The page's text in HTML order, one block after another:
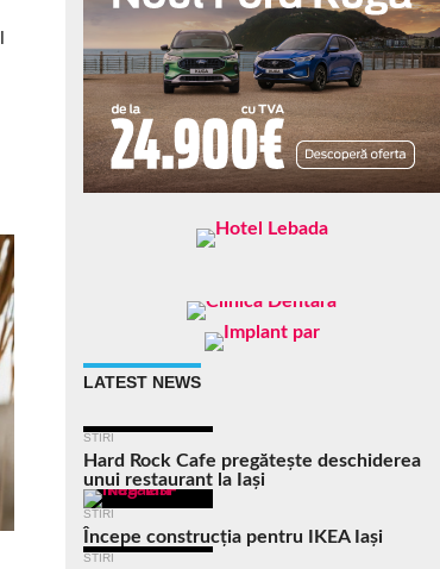
LATEST NEWS
STIRI
Hard Rock Cafe pregătește deschiderea
unui restaurant la Iași
STIRI
Începe construcția pentru IKEA Iași
STIRI